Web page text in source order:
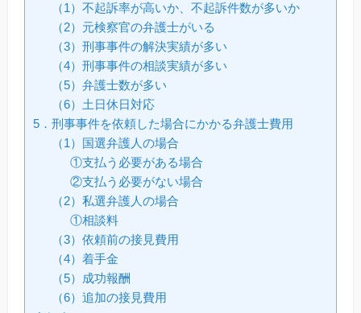
（1）不起訴率が高いか、不起訴件数が多いか
（2）元検察官の弁護士がいる
（3）刑事事件の解決実績が多い
（4）刑事事件の相談実績が多い
（5）弁護士数が多い
（6）土日休日対応
5．刑事事件を依頼した場合にかかる弁護士費用
（1）国選弁護人の場合
①支払う必要がある場合
②支払う必要がない場合
（2）私選弁護人の場合
①相談料
（3）依頼前の接見費用
（4）着手金
（5）成功報酬
（6）追加の接見費用